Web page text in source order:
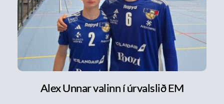
Alex Unnar valinn í úrvalslið EM